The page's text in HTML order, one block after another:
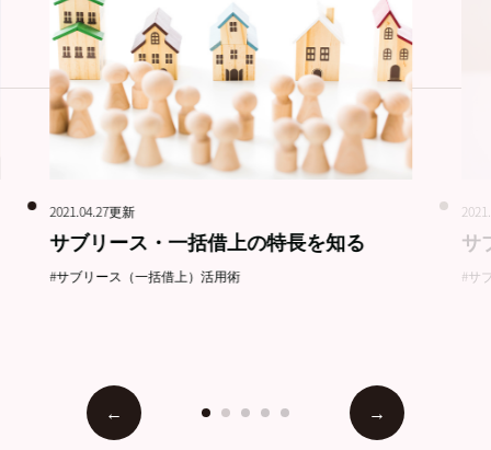
2021.04.27更新
サブリース・一括借上の特長を知る
#サブリース（一括借上）活用術
サ
#サ